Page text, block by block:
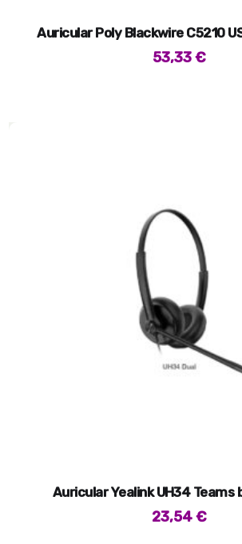
Auricular Poly Blackwire C5210
53,33€
Auricular Yealink UH34 Teams
23,54€